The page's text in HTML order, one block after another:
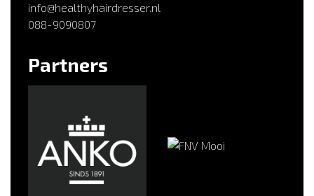
info@healthyhairdresser.nl
088-9090807
Partners